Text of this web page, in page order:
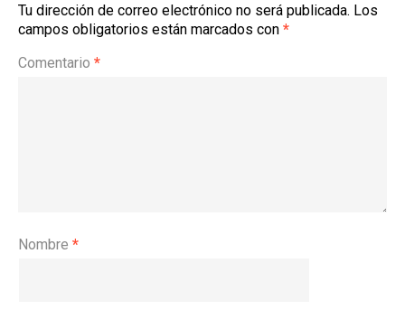
Tu dirección de correo electrónico no será publicada. Los
campos obligatorios están marcados con *
Comentario *
Nombre *